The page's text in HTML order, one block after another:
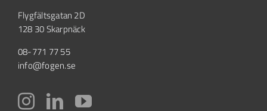
Flygfältsgatan 2D
128 30 Skarpnäck
08-771 77 55
info@fogen.se